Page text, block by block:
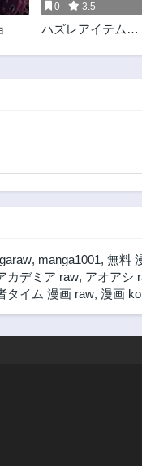
0 3.5
ハズレアイテム
たので、辺境をの
, manga1001, 無料
カデミア raw, アオアシ
タイム 漫画 raw, 漫画